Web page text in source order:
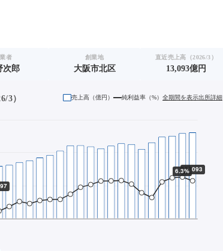
者
次郎
創業地
大阪市北区
直近売上高（2026/3）
13,093億円
3） 売上高（億円） 純利益率（%） 全期間を表示出所詳細